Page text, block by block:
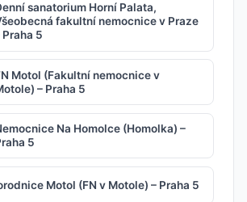
sanatorium Horní Palata,
fakultní nemocnice v Praze
Praha 5
Motol (Fakultní nemocnice v
– Praha 5
Na Homolce (Homolka) –
5
Motol (FN v Motole) – Praha 5